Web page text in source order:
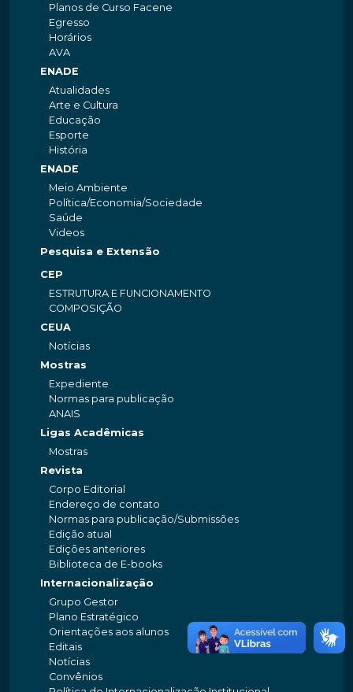
Planos de Curso Facene
Egresso
Horários
AVA
ENADE
Atualidades
Arte e Cultura
Educação
Esporte
História
ENADE
Meio Ambiente
Política/Economia/Sociedade
Saúde
Videos
Pesquisa e Extensão
CEP
ESTRUTURA E FUNCIONAMENTO
COMPOSIÇÃO
CEUA
Notícias
Mostras
Expediente
Normas para publicação
ANAIS
Ligas Acadêmicas
Mostras
Revista
Corpo Editorial
Endereço de contato
Normas para publicação/Submissões
Edição atual
Edições anteriores
Biblioteca de E-books
Internacionalização
Grupo Gestor
Plano Estratégico
Orientações aos alunos
Editais
Notícias
Convênios